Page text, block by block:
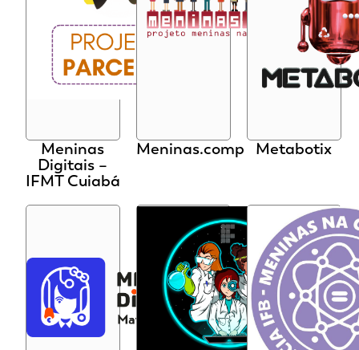
Meninas
Digitais –
IFMT Cuiabá
Meninas.comp Metabotix